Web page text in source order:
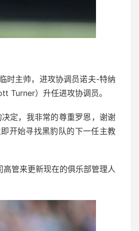
时主帅，进攻协调员诺夫-特纳
Turner）升任进攻协调员。
定，我非常的尊重罗恩，谢谢
开始寻找黑豹队的下一任主教
管来更新现在的俱乐部管理人